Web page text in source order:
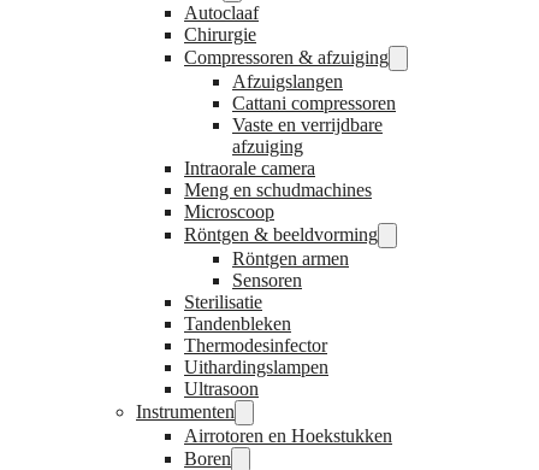
Autoclaaf
Chirurgie
Compressoren & afzuiging
Afzuigslangen
Cattani compressoren
Vaste en verrijdbare
afzuiging
Intraorale camera
Meng en schudmachines
Microscoop
Röntgen & beeldvorming
Röntgen armen
Sensoren
Sterilisatie
Tandenbleken
Thermodesinfector
Uithardingslampen
Ultrasoon
Instrumenten
Airrotoren en Hoekstukken
Boren